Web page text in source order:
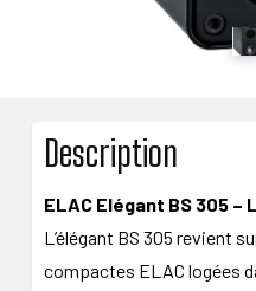
Description
ELAC Elégant BS 305 –
L’élégant BS 305 revient
compactes ELAC logées